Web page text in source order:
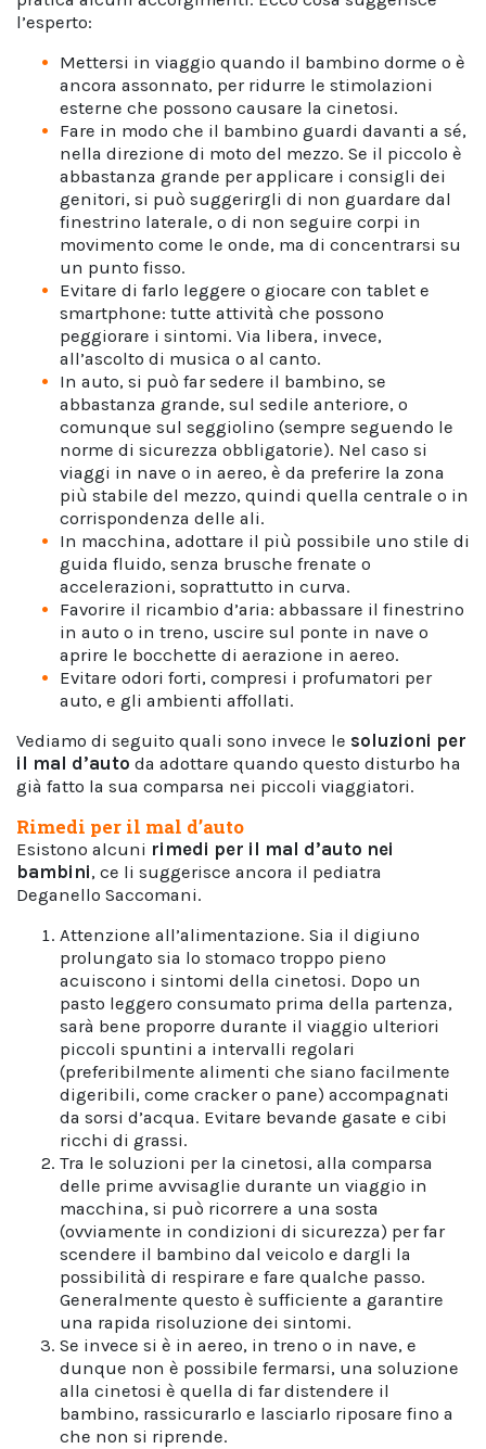
l’esperto:
Mettersi in viaggio quando il bambino dorme o è
ancora assonnato, per ridurre le stimolazioni
esterne che possono causare la cinetosi.
Fare in modo che il bambino guardi davanti a sé,
nella direzione di moto del mezzo. Se il piccolo è
abbastanza grande per applicare i consigli dei
genitori, si può suggerirgli di non guardare dal
finestrino laterale, o di non seguire corpi in
movimento come le onde, ma di concentrarsi su
un punto fisso.
Evitare di farlo leggere o giocare con tablet e
smartphone: tutte attività che possono
peggiorare i sintomi. Via libera, invece,
all’ascolto di musica o al canto.
In auto, si può far sedere il bambino, se
abbastanza grande, sul sedile anteriore, o
comunque sul seggiolino (sempre seguendo le
norme di sicurezza obbligatorie). Nel caso si
viaggi in nave o in aereo, è da preferire la zona
più stabile del mezzo, quindi quella centrale o in
corrispondenza delle ali.
In macchina, adottare il più possibile uno stile di
guida fluido, senza brusche frenate o
accelerazioni, soprattutto in curva.
Favorire il ricambio d’aria: abbassare il finestrino
in auto o in treno, uscire sul ponte in nave o
aprire le bocchette di aerazione in aereo.
Evitare odori forti, compresi i profumatori per
auto, e gli ambienti affollati.
Vediamo di seguito quali sono invece le soluzioni per
il mal d’auto da adottare quando questo disturbo ha
già fatto la sua comparsa nei piccoli viaggiatori.
Rimedi per il mal d’auto
Esistono alcuni rimedi per il mal d’auto nei
bambini, ce li suggerisce ancora il pediatra
Deganello Saccomani.
Attenzione all’alimentazione. Sia il digiuno
prolungato sia lo stomaco troppo pieno
acuiscono i sintomi della cinetosi. Dopo un
pasto leggero consumato prima della partenza,
sarà bene proporre durante il viaggio ulteriori
piccoli spuntini a intervalli regolari
(preferibilmente alimenti che siano facilmente
digeribili, come cracker o pane) accompagnati
da sorsi d’acqua. Evitare bevande gasate e cibi
ricchi di grassi.
Tra le soluzioni per la cinetosi, alla comparsa
delle prime avvisaglie durante un viaggio in
macchina, si può ricorrere a una sosta
(ovviamente in condizioni di sicurezza) per far
scendere il bambino dal veicolo e dargli la
possibilità di respirare e fare qualche passo.
Generalmente questo è sufficiente a garantire
una rapida risoluzione dei sintomi.
Se invece si è in aereo, in treno o in nave, e
dunque non è possibile fermarsi, una soluzione
alla cinetosi è quella di far distendere il
bambino, rassicurarlo e lasciarlo riposare fino a
che non si riprende.